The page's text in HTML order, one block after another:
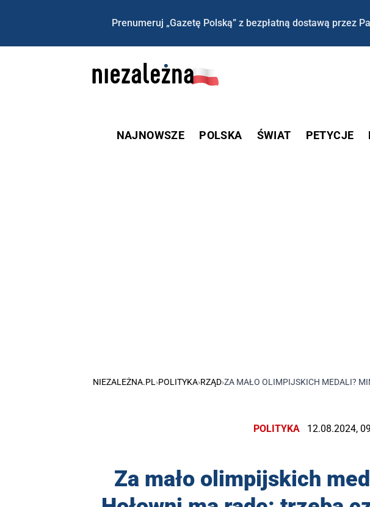
Prenumeruj „Gazetę Polską” z bezpłatną dostawą przez
NAJNOWSZE POLSKA ŚWIAT PETYCJE
NIEZALEŻNA.PL ›POLITYKA›RZĄD›ZA MAŁO OLIMPIJSKICH MEDALI?
POLITYKA 12.08.2024,
Za mało olimpijskich